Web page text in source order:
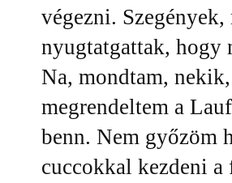
végezni.
nyugtatgattak, hogy
Na, mondtam,
megrendeltem a
benn. Nem győzöm
cuccokkal kezdeni a